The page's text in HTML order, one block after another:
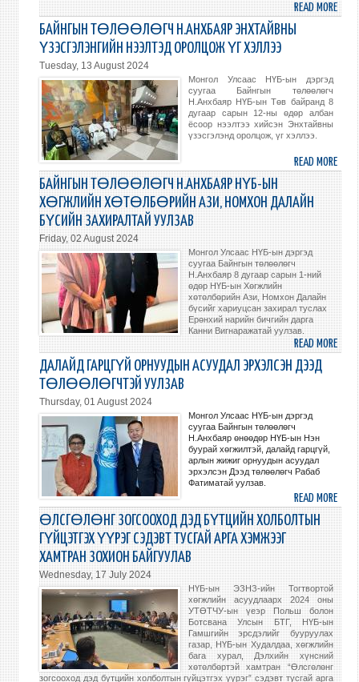
READ MORE
БАЙНГЫН ТӨЛӨӨЛӨГЧ Н.АНХБАЯР ЭНХТАЙВНЫ
ҮЗЭСГЭЛЭНГИЙН НЭЭЛТЭД ОРОЛЦОЖ ҮГ ХЭЛЛЭЭ
Tuesday, 13 August 2024
Монгол Улсаас НҮБ-ын дэргэд
суугаа Байнгын төлөөлөгч
Н.Анхбаяр НҮБ-ын Төв байранд 8
дугаар сарын 12-ны өдөр албан
ёсоор нээлтээ хийсэн Энхтайвны
үзэсгэлэнд оролцож, үг хэллээ.
READ MORE
ҮГ
БАЙНГЫН ТӨЛӨӨЛӨГЧ Н.АНХБАЯР НҮБ-ЫН
ХӨГЖЛИЙН ХӨТӨЛБӨРИЙН АЗИ, НОМХОН ДАЛАЙН
БҮСИЙН ЗАХИРАЛТАЙ УУЛЗАВ
Friday, 02 August 2024
Монгол Улсаас НҮБ-ын дэргэд
суугаа Байнгын төлөөлөгч
Н.Анхбаяр 8 дугаар сарын 1-ний
өдөр НҮБ-ын Хөгжлийн
хөтөлбөрийн Ази, Номхон Далайн
бүсийг хариуцсан захирал туслах
Ерөнхий нарийн бичгийн дарга
Канни Вигнаражатай уулзав.
READ MORE
НҮБ-
ДАЛАЙД ГАРЦГҮЙ ОРНУУДЫН АСУУДАЛ ЭРХЭЛСЭН ДЭЭД
ТӨЛӨӨЛӨГЧТЭЙ УУЛЗАВ
Thursday, 01 August 2024
Монгол Улсаас НҮБ-ын дэргэд
суугаа Байнгын төлөөлөгч
Н.Анхбаяр өнөөдөр НҮБ-ын Нэн
буурай хөгжилтэй, далайд гарцгүй,
арлын жижиг орнуудын асуудал
эрхэлсэн Дээд төлөөлөгч Рабаб
Фатиматай уулзав.
READ MORE
ӨЛСГӨЛӨНГ ЗОГСООХОД ДЭД БҮТЦИЙН ХОЛБОЛТЫН
ГҮЙЦЭТГЭХ ҮҮРЭГ СЭДЭВТ ТУСГАЙ АРГА ХЭМЖЭЭГ
ХАМТРАН ЗОХИОН БАЙГУУЛАВ
Wednesday, 17 July 2024
НҮБ-ын ЭЗНЗ-ийн Тогтвортой
хөгжлийн асуудлаарх 2024 оны
УТӨТЧУ-ын үеэр Польш болон
Ботсвана Улсын БТГ, НҮБ-ын
Гамшгийн эрсдэлийг бууруулах
газар, НҮБ-ын Худалдаа, хөгжлийн
бага хурал, Дэлхийн хүнсний
хөтөлбөртэй хамтран “Өлсгөлөнг
зогсооход дэд бүтцийн холболтын гүйцэтгэх үүрэг” сэдэвт тусгай арга